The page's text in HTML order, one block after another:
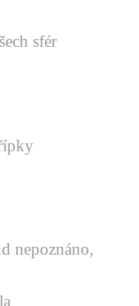
sfér
nepoznáno,